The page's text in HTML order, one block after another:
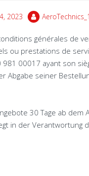
2023
générales de
ou prestations de
981 00017 ayant son
Abgabe seiner
30 Tage ab
in der Verantwortung